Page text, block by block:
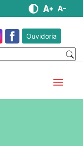
Ouvidoria